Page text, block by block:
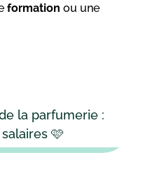
formation ou une
la parfumerie :
🩷